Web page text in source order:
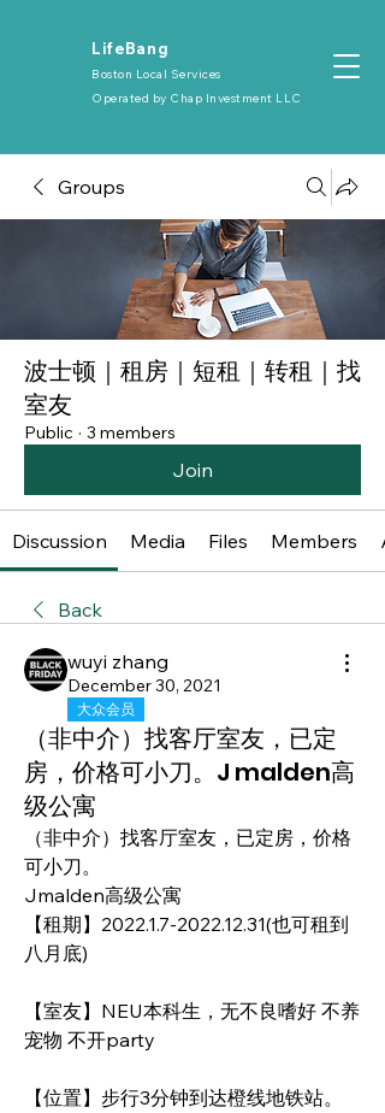
​LifeBang
Boston Local Services
Operated by Chap Investment LLC
Groups
波士顿｜租房｜短租｜转租｜找
室友
Public · 3 members
Join
Discussion Media Files Members
Back
wuyi zhang
December 30, 2021
大众会员
（非中介）找客厅室友，已定
房，价格可小刀。J malden高
级公寓
（非中介）找客厅室友，已定房，价格
可小刀。
Jmalden高级公寓
【租期】2022.1.7-2022.12.31(也可租到
八月底)
【室友】NEU本科生，无不良嗜好 不养
宠物 不开party
【位置】步行3分钟到达橙线地铁站。